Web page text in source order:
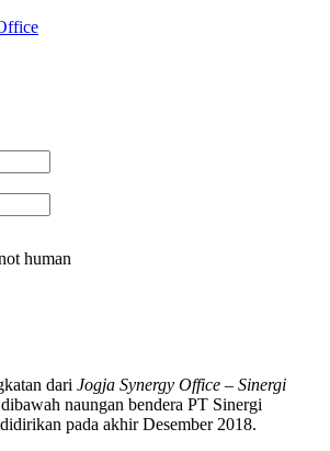
human
dari Jogja Synergy Office – Sinergi
naungan bendera PT Sinergi
pada akhir Desember 2018.